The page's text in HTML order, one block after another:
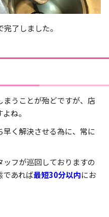
了しました。
うことが殆どですが、店
ね。
く解決させる為に、常に
フが巡回しておりますの
であれば最短30分以内にお